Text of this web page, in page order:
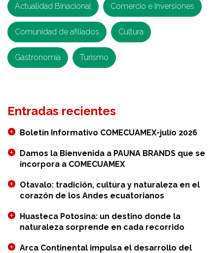
2022
Actualidad Binacional Comercio e Inversiones
Comunidad de afiliados Cultura
Gastronomía Turismo
Entradas recientes
Boletín Informativo COMECUAMEX-julio 2026
Damos la Bienvenida a PAUNA BRANDS que se
incorpora a COMECUAMEX
Otavalo: tradición, cultura y naturaleza en el
corazón de los Andes ecuatorianos
Huasteca Potosina: un destino donde la
naturaleza sorprende en cada recorrido
Arca Continental impulsa el desarrollo del